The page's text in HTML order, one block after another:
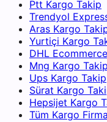
Ptt Kargo Takip
Trendyol
Aras Kargo
Yurtiçi Kargo
DHL
Mng Kargo Takip
Ups Kargo Takip
Sürat Kargo
Hepsijet Kargo
Tüm Kargo